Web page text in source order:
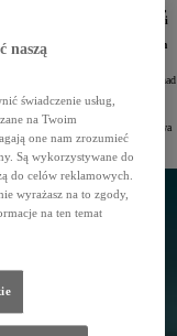
adaptacyjne światła drogowe,
wygłuszające. Napęd AWD-i
się zmodyfikowanym
wyglądem.
na całym świecie kupili już ponad
– Corolla Cross. Wraz z nim
pakietu systemów bezpieczeństwa
Cross, wprowadzając nowe,
gamę dostępnych odmian.
naszą
świadczenie usług,
na Twoim
one nam zrozumieć
Są wykorzystywane do
do celów reklamowych.
wyrażasz na to zgody,
na ten temat